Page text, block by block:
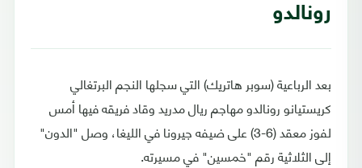
رونالدو
بعد الرباعية (سوبر هاتريك) التي سجلها النجم البرتغالي
كريستيانو رونالدو مهاجم ريال مدريد وقاد فريقه فيها أمس
لفوز معقد (6-3) على ضيفه جيرونا في الليغا، وصل "الدون"
إلى الثلاثية رقم "خمسين" في مسيرته.